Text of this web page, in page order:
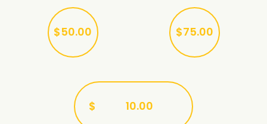
$
$50.00 $75.00